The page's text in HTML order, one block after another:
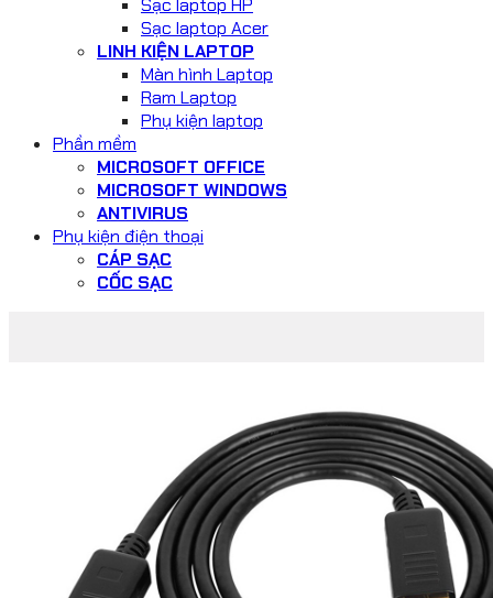
Sạc laptop HP
Sạc laptop Acer
LINH KIỆN LAPTOP
Màn hình Laptop
Ram Laptop
Phụ kiện laptop
Phần mềm
MICROSOFT OFFICE
MICROSOFT WINDOWS
ANTIVIRUS
Phụ kiện điện thoại
CÁP SẠC
CỐC SẠC